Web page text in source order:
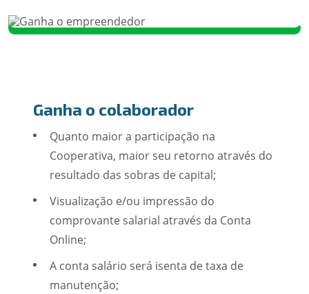
Ganha o colaborador
Quanto maior a participação na
Cooperativa, maior seu retorno através do
resultado das sobras de capital;
Visualização e/ou impressão do
comprovante salarial através da Conta
Online;
A conta salário será isenta de taxa de
manutenção;